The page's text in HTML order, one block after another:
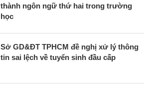
thành ngôn ngữ thứ hai trong trường
học
Sở GD&ĐT TPHCM đề nghị xử lý thông
tin sai lệch về tuyển sinh đầu cấp